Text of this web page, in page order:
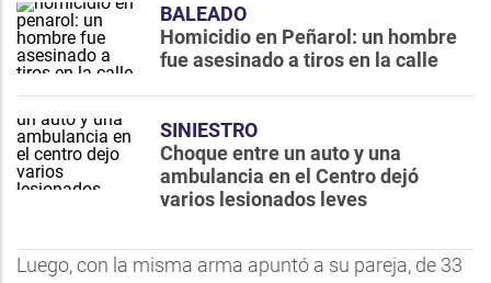
BALEADO
Homicidio en Peñarol: un hombre
fue asesinado a tiros en la calle
SINIESTRO
Choque entre un auto y una
ambulancia en el Centro dejó
varios lesionados leves
Luego, con la misma arma apuntó a su pareja, de 33